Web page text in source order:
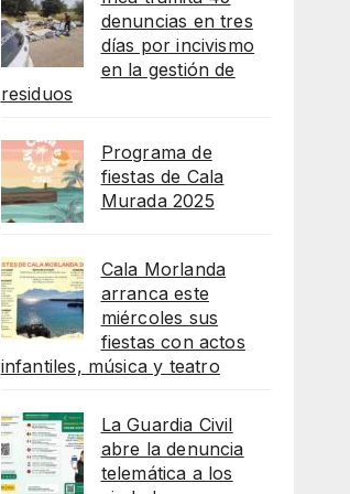
denuncias en tres
días por incivismo
en la gestión de
residuos
Programa de
fiestas de Cala
Murada 2025
Cala Morlanda
arranca este
miércoles sus
fiestas con actos
infantiles, música y teatro
La Guardia Civil
abre la denuncia
telemática a los